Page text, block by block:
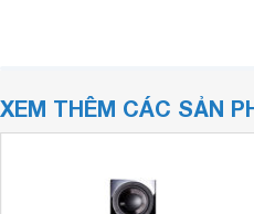
XEM THÊM CÁC SẢN